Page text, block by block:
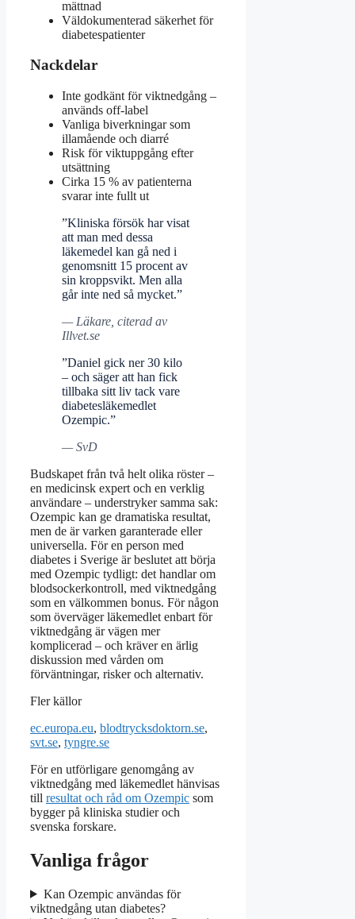
mättnad
Väldokumenterad säkerhet för
diabetespatienter
Nackdelar
Inte godkänt för viktnedgång –
används off-label
Vanliga biverkningar som
illamående och diarré
Risk för viktuppgång efter
utsättning
Cirka 15 % av patienterna
svarar inte fullt ut
”Kliniska försök har visat
att man med dessa
läkemedel kan gå ned i
genomsnitt 15 procent av
sin kroppsvikt. Men alla
går inte ned så mycket.”
— Läkare, citerad av
Illvet.se
”Daniel gick ner 30 kilo
– och säger att han fick
tillbaka sitt liv tack vare
diabetesläkemedlet
Ozempic.”
— SvD
Budskapet från två helt olika röster –
en medicinsk expert och en verklig
användare – understryker samma sak:
Ozempic kan ge dramatiska resultat,
men de är varken garanterade eller
universella. För en person med
diabetes i Sverige är beslutet att börja
med Ozempic tydligt: det handlar om
blodsockerkontroll, med viktnedgång
som en välkommen bonus. För någon
som överväger läkemedlet enbart för
viktnedgång är vägen mer
komplicerad – och kräver en ärlig
diskussion med vården om
förväntningar, risker och alternativ.
Fler källor
ec.europa.eu, blodtrycksdoktorn.se,
svt.se, tyngre.se
För en utförligare genomgång av
viktnedgång med läkemedlet hänvisas
till resultat och råd om Ozempic som
bygger på kliniska studier och
svenska forskare.
Vanliga frågor
Kan Ozempic användas för
viktnedgång utan diabetes?